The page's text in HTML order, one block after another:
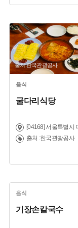
출처:한국관광공사
음식
굴다리식당
[04168] 서울특별시 마포구 새창로
출처 :한국관광공사
음식
기장손칼국수